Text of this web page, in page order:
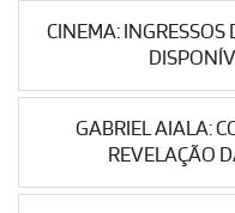
CINEMA: INGRESSOS
GABRIEL AIALA:
REVELAÇÃO